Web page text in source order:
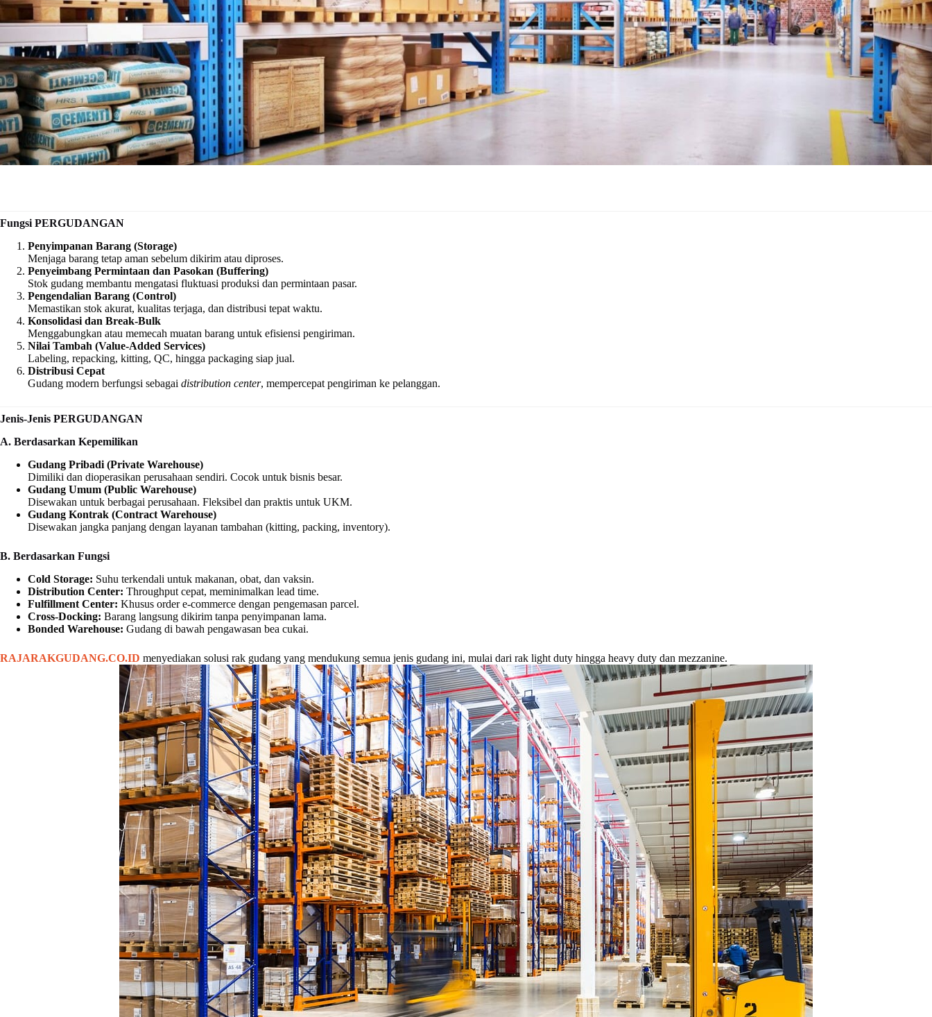
Fungsi PERGUDANGAN
Penyimpanan Barang (Storage)
Menjaga barang tetap aman sebelum dikirim atau diproses.
Penyeimbang Permintaan dan Pasokan (Buffering)
Stok gudang membantu mengatasi fluktuasi produksi dan permintaan pasar.
Pengendalian Barang (Control)
Memastikan stok akurat, kualitas terjaga, dan distribusi tepat waktu.
Konsolidasi dan Break-Bulk
Menggabungkan atau memecah muatan barang untuk efisiensi pengiriman.
Nilai Tambah (Value-Added Services)
Labeling, repacking, kitting, QC, hingga packaging siap jual.
Distribusi Cepat
Gudang modern berfungsi sebagai distribution center, mempercepat pengiriman ke pelanggan.
Jenis-Jenis PERGUDANGAN
A. Berdasarkan Kepemilikan
Gudang Pribadi (Private Warehouse)
Dimiliki dan dioperasikan perusahaan sendiri. Cocok untuk bisnis besar.
Gudang Umum (Public Warehouse)
Disewakan untuk berbagai perusahaan. Fleksibel dan praktis untuk UKM.
Gudang Kontrak (Contract Warehouse)
Disewakan jangka panjang dengan layanan tambahan (kitting, packing, inventory).
B. Berdasarkan Fungsi
Cold Storage: Suhu terkendali untuk makanan, obat, dan vaksin.
Distribution Center: Throughput cepat, meminimalkan lead time.
Fulfillment Center: Khusus order e-commerce dengan pengemasan parcel.
Cross-Docking: Barang langsung dikirim tanpa penyimpanan lama.
Bonded Warehouse: Gudang di bawah pengawasan bea cukai.
RAJARAKGUDANG.CO.ID menyediakan solusi rak gudang yang mendukung semua jenis gudang ini, mulai dari rak light duty hingga heavy duty dan mezzanine.